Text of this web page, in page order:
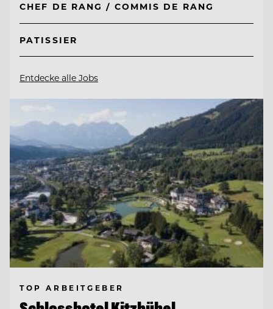
CHEF DE RANG / COMMIS DE RANG
PATISSIER
Entdecke alle Jobs
TOP ARBEITGEBER